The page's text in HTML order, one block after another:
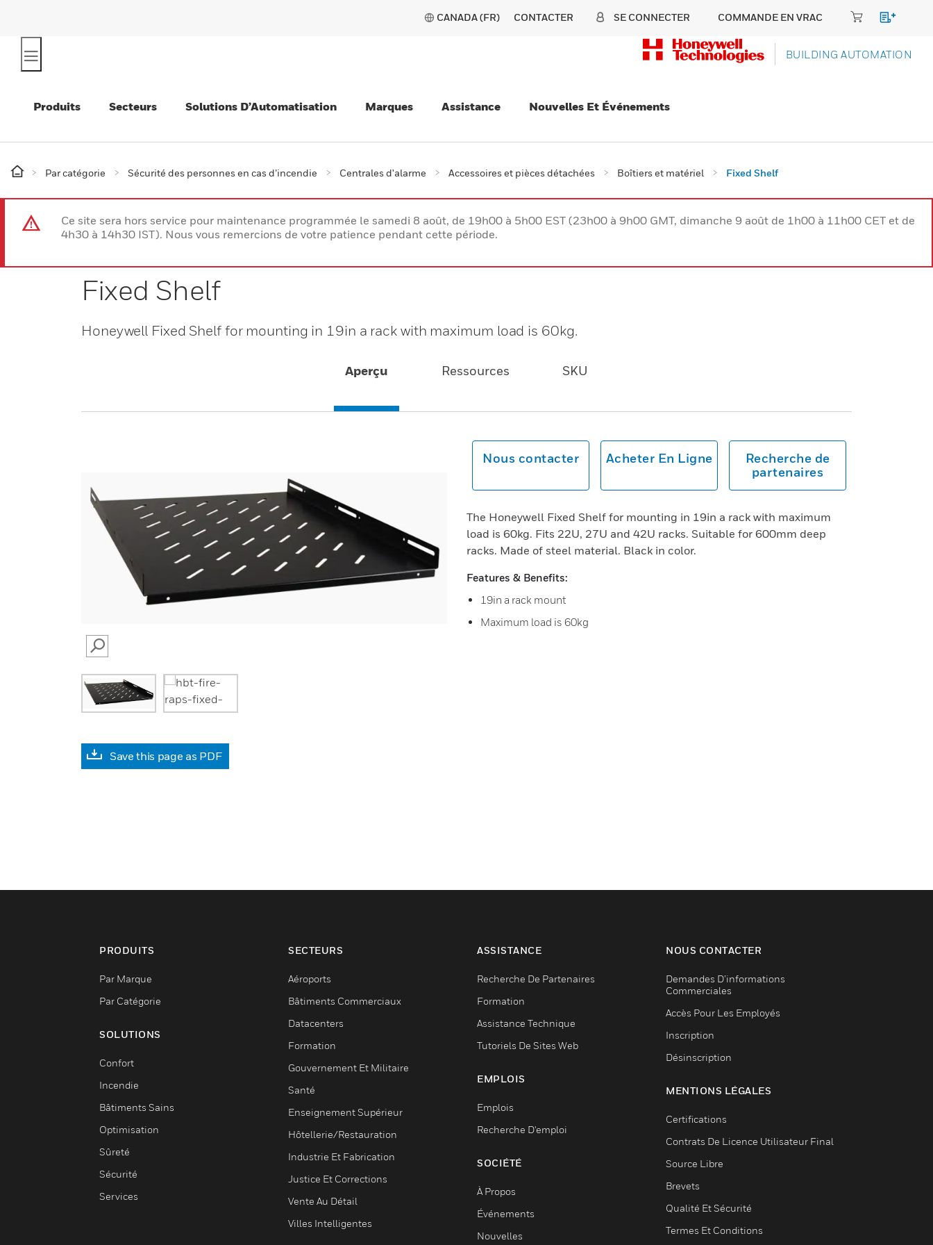
CANADA (FR) CONTACTER SE CONNECTER COMMANDE EN VRAC
BUILDING AUTOMATION
Produits Secteurs Solutions D’Automatisation Marques Assistance Nouvelles Et Événements
Par catégorie Sécurité des personnes en cas d’incendie Centrales d'alarme Accessoires et pièces détachées Boîtiers et matériel Fixed Shelf
Ce site sera hors service pour maintenance programmée le samedi 8 août, de 19h00 à 5h00 EST (23h00 à 9h00 GMT, dimanche 9 août de 1h00 à 11h00 CET et de
4h30 à 14h30 IST). Nous vous remercions de votre patience pendant cette période.
Fixed Shelf
Honeywell Fixed Shelf for mounting in 19in a rack with maximum load is 60kg.
Aperçu Ressources SKU
SEARCH
Save this page as PDF
Nous contacter Acheter En Ligne
Recherche de
partenaires
The Honeywell Fixed Shelf for mounting in 19in a rack with maximum
load is 60kg. Fits 22U, 27U and 42U racks. Suitable for 600mm deep
racks. Made of steel material. Black in color.
Features & Benefits:
19in a rack mount
Maximum load is 60kg
PRODUITS
Par Marque
Par Catégorie
SOLUTIONS
Confort
Incendie
Bâtiments Sains
Optimisation
Sûreté
Sécurité
Services
SECTEURS
Aéroports
Bâtiments Commerciaux
Datacenters
Formation
Gouvernement Et Militaire
Santé
Enseignement Supérieur
Hôtellerie/Restauration
Industrie Et Fabrication
Justice Et Corrections
Vente Au Détail
Villes Intelligentes
ASSISTANCE
Recherche De Partenaires
Formation
Assistance Technique
Tutoriels De Sites Web
EMPLOIS
Emplois
Recherche D'emploi
SOCIÉTÉ
À Propos
Événements
Nouvelles
NOUS CONTACTER
Demandes D’informations
Commerciales
Accès Pour Les Employés
Inscription
Désinscription
MENTIONS LÉGALES
Certifications
Contrats De Licence Utilisateur Final
Source Libre
Brevets
Qualité Et Sécurité
Termes Et Conditions